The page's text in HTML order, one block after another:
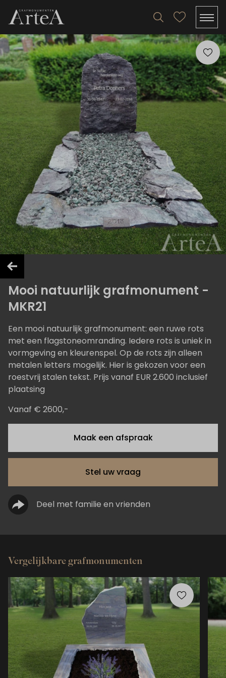
Mooi natuurlijk grafmonument -
MKR21
Een mooi natuurlijk grafmonument: een ruwe rots
met een flagstoneomranding. Iedere rots is uniek in
vormgeving en kleurenspel. Op de rots zijn alleen
metalen letters mogelijk. Hier is gekozen voor een
roestvrij stalen tekst. Prijs vanaf EUR 2.600 inclusief
plaatsing
Vanaf € 2600,-
Maak een afspraak
Stel uw vraag
Deel met familie en vrienden
Vergelijkbare grafmonumenten